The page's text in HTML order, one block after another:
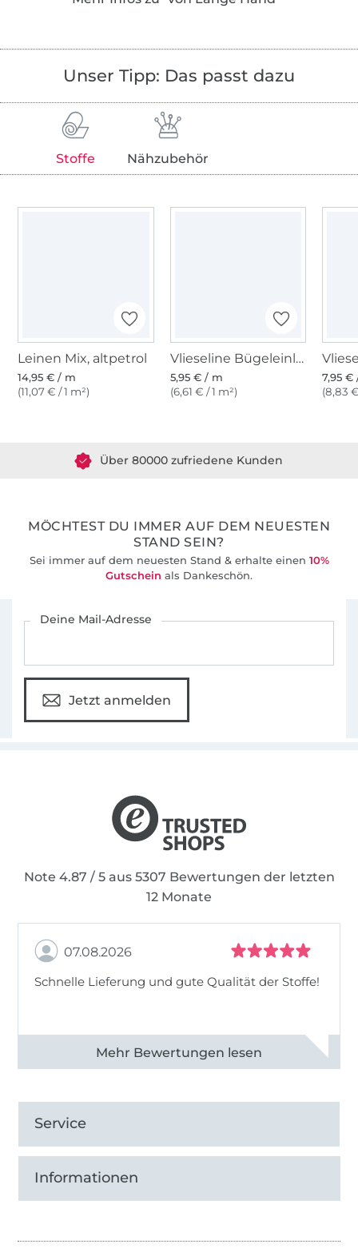
Schnittmustermanufaktur.
Schiffchen, Anker, Wale und alles, was ans
Meer erinnert, ist ihr Ding. Bei Franziska
findest Du Nähanleitungen, Appliziervorlagen
und Stickdateien im maritimen Stil. Für ihr
Buch„Baby ahoi“
hat sie gleich eine
Look entworfen.
Foto: Amac Garbe/@amacgarbe
Unser Tipp: Das passt dazu
Stoffe Nähzubehör
Leinen Mix, altpetrol
14,95 € / m
(11,07 € / 1 m²)
Vlieseline Bügeleinlage H200 - weiß
5,95 € / m
(6,61 € / 1 m²)
7,95 €
(8,83
MÖCHTEST DU IMMER AUF DEM NEUESTEN
STAND SEIN?
Sei immer auf dem neuesten Stand & erhalte einen 10%
Gutschein als Dankeschön.
Deine Mail-Adresse
Jetzt anmelden
Note 4.87 / 5 aus 5307 Bewertungen der letzten
12 Monate
07.08.2026
Schnelle Lieferung und gute Qualität der Stoffe!
Alle 82968 Bewertungen ansehen
Service
Informationen